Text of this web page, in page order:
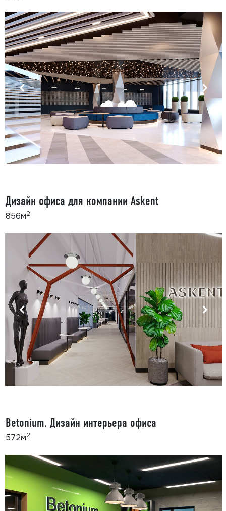
856м2
Дизайн офиса для компании Askent
572м2
Betonium. Дизайн интерьера офиса